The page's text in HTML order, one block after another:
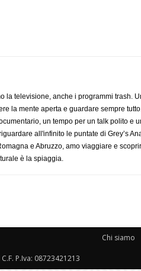
la televisione, anche i programmi trash.
la mente aperta e guardare sempre
un tempo per un talk polito e
all'infinito le puntate di Grey’s
e Abruzzo, amo viaggiare e
è la spiaggia.
Chi siamo
P.Iva: 08723421213